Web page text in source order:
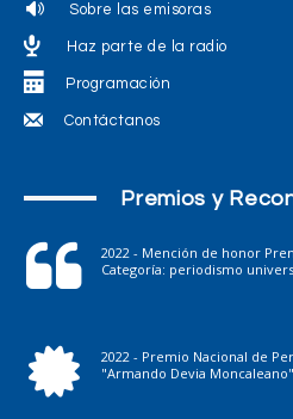
Sobre las emisoras
Haz parte de la radio
Programación
Contáctanos
Premios y
2022 - Mención de honor
Categoría: periodismo
2022 - Premio Nacional de
"Armando Devia Moncaleano"